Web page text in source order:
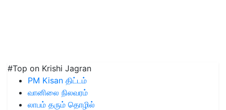
#Top on Krishi Jagran
PM Kisan திட்டம்
வானிலை நிலவரம்
லாபம் தரும் தொழில்